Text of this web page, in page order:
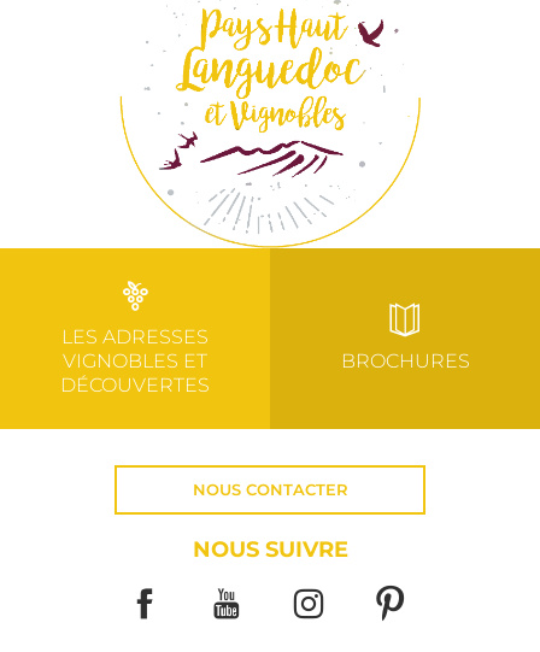
LES ADRESSES
VIGNOBLES ET
DÉCOUVERTES
BROCHURES
NOUS CONTACTER
NOUS SUIVRE